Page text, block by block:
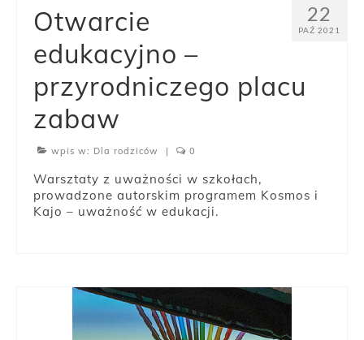
22
PAŹ 2021
Otwarcie
edukacyjno –
przyrodniczego placu
zabaw
wpis w: Dla rodziców | 0
Warsztaty z uważności w szkołach,
prowadzone autorskim programem Kosmos i
Kajo – uważność w edukacji.